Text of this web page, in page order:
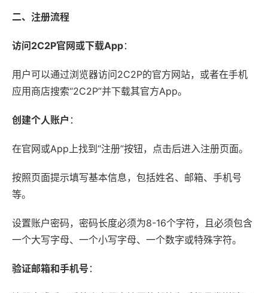
二、注册流程
访问2C2P官网或下载App：
用户可以通过浏览器访问2C2P的官方网站，或者在手机
应用商店搜索“2C2P”并下载其官方App。
创建个人账户 ：
在官网或App上找到“注册”按钮，点击后进入注册页面。
按照页面提示填写基本信息，包括姓名、邮箱、手机号
等。
设置账户密码，密码长度必须为8-16个字符，且必须包含
一个大写字母、一个小写字母、一个数字或特殊字符。
验证邮箱和手机号 ：